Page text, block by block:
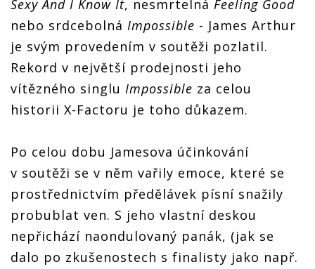
Sexy And I Know It, nesmrtelná Feeling Good
nebo srdcebolná Impossible - James Arthur
je svým provedením v soutěži pozlatil.
Rekord v největší prodejnosti jeho
vítězného singlu Impossible za celou
historii X-Factoru je toho důkazem.
Po celou dobu Jamesova účinkování
v soutěži se v něm vařily emoce, které se
prostřednictvím předělávek písní snažily
probublat ven. S jeho vlastní deskou
nepřichází naondulovaný panák, (jak se
dalo po zkušenostech s finalisty jako např.